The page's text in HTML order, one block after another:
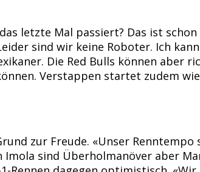
letzte Mal passiert? Das ist schon
sind wir keine Roboter. Ich
Die Red Bulls können aber
Verstappen startet zudem
zur Freude. «Unser Renntempo
sind Überholmanöver aber